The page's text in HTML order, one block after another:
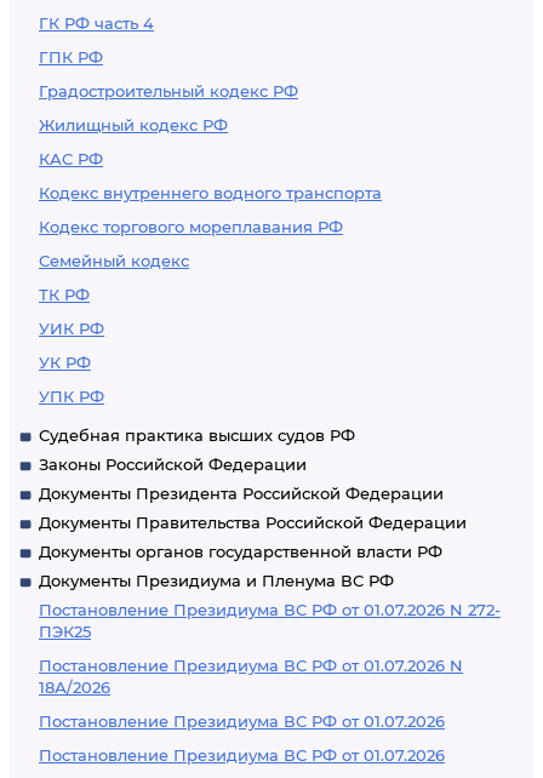
ГК РФ часть 4
ГПК РФ
Градостроительный кодекс РФ
Жилищный кодекс РФ
КАС РФ
Кодекс внутреннего водного транспорта
Кодекс торгового мореплавания РФ
Семейный кодекс
ТК РФ
УИК РФ
УК РФ
УПК РФ
Судебная практика высших судов РФ
Законы Российской Федерации
Документы Президента Российской Федерации
Документы Правительства Российской Федерации
Документы органов государственной власти РФ
Документы Президиума и Пленума ВС РФ
Постановление Президиума ВС РФ от 01.07.2026 N 272-
ПЭК25
Постановление Президиума ВС РФ от 01.07.2026 N
18А/2026
Постановление Президиума ВС РФ от 01.07.2026
Постановление Президиума ВС РФ от 01.07.2026